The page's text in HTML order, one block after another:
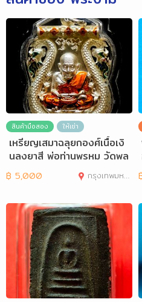
สินค้ามือสอง ให้เช่า
เหรียญเสมาฉลุยกองศ์เนื้อเงิ
นลงยาสี พ่อท่านพรหม วัดพล
านุภาพ
฿ 5,000 กรุงเทพมหานคร